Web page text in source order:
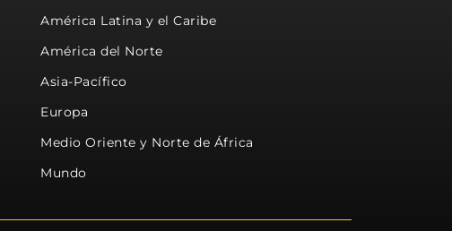
América Latina y el Caribe
América del Norte
Asia-Pacífico
Europa
Medio Oriente y Norte de África
Mundo